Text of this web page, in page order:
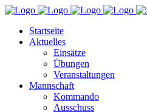
Startseite
Aktuelles
Einsätze
Übungen
Veranstaltungen
Mannschaft
Kommando
Ausschuss